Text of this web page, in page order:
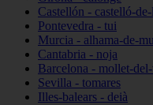
Castellón - castelló-
Pontevedra - tui
Murcia - alhama-de-
Cantabria - noja
Barcelona - mollet-
Sevilla - tomares
Illes-balears - deià